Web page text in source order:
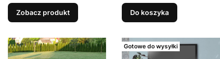
Zobacz produkt Do koszyka
Gotowe do wysyłki